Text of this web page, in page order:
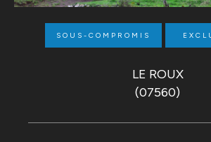
SOUS-COMPROMIS
LE ROUX
(07560)